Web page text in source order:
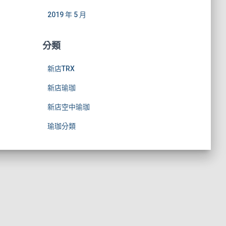
2019 年 5 月
分類
新店TRX
新店瑜珈
新店空中瑜珈
瑜珈分類